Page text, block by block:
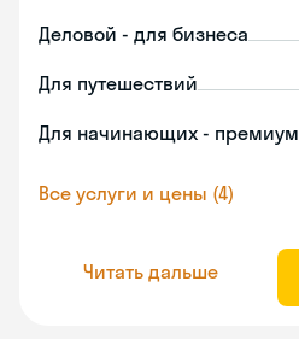
Деловой - для бизнеса
Для путешествий
Для начинающих - премиум
Все услуги и цены (4)
Читать дальше